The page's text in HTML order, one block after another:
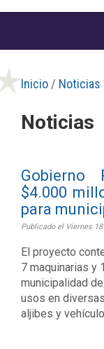
Inicio / Noticias
Noticias
Gobierno
$4.000
para
Publicado el Viernes
El proyecto
7 maquinarias y
municipalidad
usos en
aljibes y